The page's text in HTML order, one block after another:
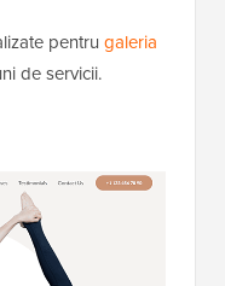
pentru galeria
de servicii.